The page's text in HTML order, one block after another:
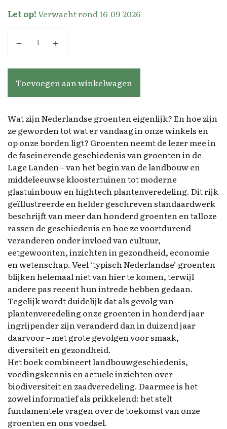
Let op!Verwacht rond 16-09-2026
Toevoegen aan winkelwagen
Wat zijn Nederlandse groenten eigenlijk? En hoe zijn
ze geworden tot wat er vandaag in onze winkels en
op onze borden ligt? Groenten neemt de lezer mee in
de fascinerende geschiedenis van groenten in de
Lage Landen – van het begin van de landbouw en
middeleeuwse kloostertuinen tot moderne
glastuinbouw en hightech plantenveredeling. Dit rijk
geïllustreerde en helder geschreven standaardwerk
beschrijft van meer dan honderd groenten en talloze
rassen de geschiedenis en hoe ze voortdurend
veranderen onder invloed van cultuur,
eetgewoonten, inzichten in gezondheid, economie
en wetenschap. Veel ‘typisch Nederlandse’ groenten
blijken helemaal niet van hier te komen, terwijl
andere pas recent hun intrede hebben gedaan.
Tegelijk wordt duidelijk dat als gevolg van
plantenveredeling onze groenten in honderd jaar
ingrijpender zijn veranderd dan in duizend jaar
daarvoor – met grote gevolgen voor smaak,
diversiteit en gezondheid.
Het boek combineert landbouwgeschiedenis,
voedingskennis en actuele inzichten over
biodiversiteit en zaadveredeling. Daarmee is het
zowel informatief als prikkelend: het stelt
fundamentele vragen over de toekomst van onze
groenten en ons voedsel.